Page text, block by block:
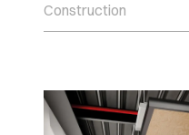
Construction
Images Gallery